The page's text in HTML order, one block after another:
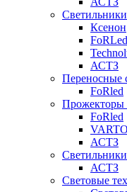
Ксенон
FoRLed
АСТЗ
Переносные
FoRled
Прожекторы
FoRled
АСТЗ
АСТЗ
Световые